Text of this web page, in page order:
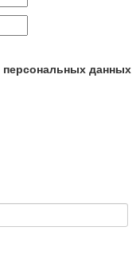
персональных данных